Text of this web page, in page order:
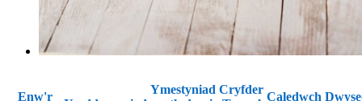
Enw'r
Ymestyniad Cryfder
Caledwch